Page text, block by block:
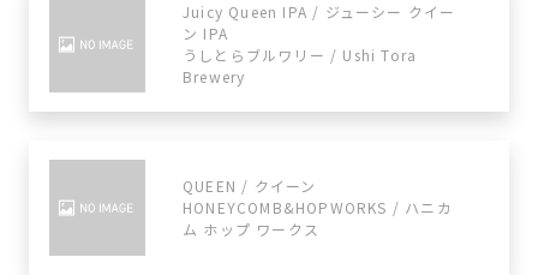
Juicy Queen IPA / ジューシー クイー
ン IPA
うしとらブルワリー / Ushi Tora
Brewery
QUEEN / クイーン
HONEYCOMB&HOPWORKS / ハニカ
ム ホップ ワークス